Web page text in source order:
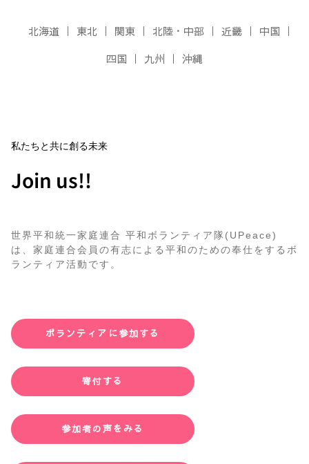
北海道 東北 関東 北陸・中部 近畿
中国
四国
九州 沖縄
私たちと共に創る未来
Join us!!
世界平和統一家庭連合 平和ボランティア隊(UPeace)
は、家庭連合会員の有志による平和のための奉仕をするボ
ランティア活動です。
ボランティアに参加する
寄付する
参加者の声をみる